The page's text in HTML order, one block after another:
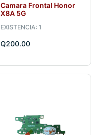
Camara Frontal Honor
X8A 5G
EXISTENCIA: 1
Q200.00